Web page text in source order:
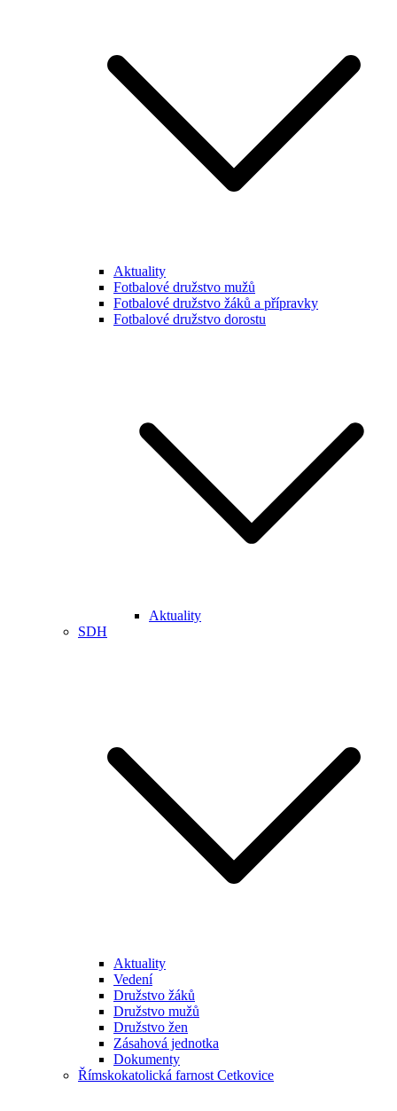
Aktuality
Fotbalové družstvo mužů
Fotbalové družstvo žáků a přípravky
Fotbalové družstvo dorostu
Aktuality
SDH
Aktuality
Vedení
Družstvo žáků
Družstvo mužů
Družstvo žen
Zásahová jednotka
Dokumenty
Římskokatolická farnost Cetkovice